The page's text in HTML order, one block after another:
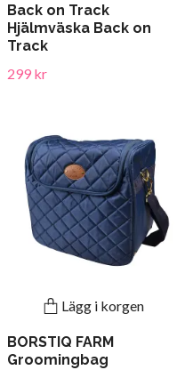
Back on Track
Hjälmväska Back on
Track
299 kr
Lägg i korgen
BORSTIQ FARM
Groomingbag